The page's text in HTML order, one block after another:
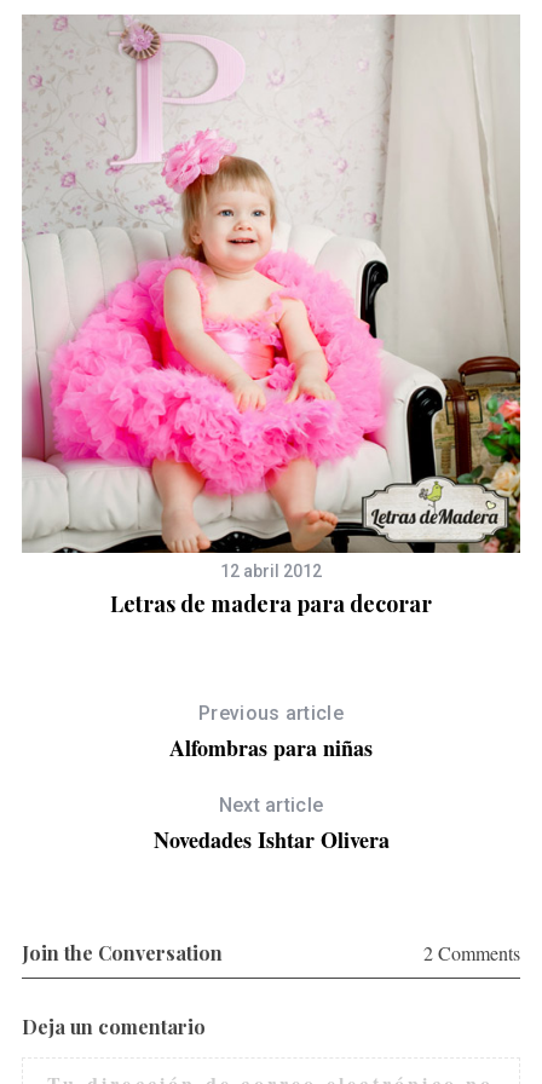
12 abril 2012
Letras de madera para decorar
Previous article
Alfombras para niñas
Next article
Novedades Ishtar Olivera
Join the Conversation 2 Comments
Deja un comentario